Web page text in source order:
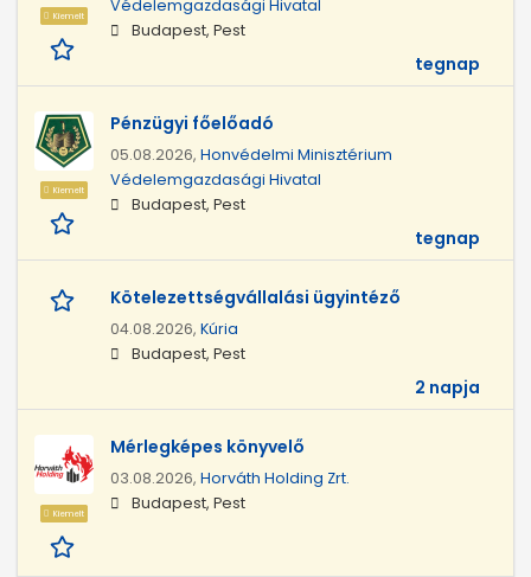
Kiemelt
Védelemgazdasági Hivatal
Budapest, Pest
tegnap
Kiemelt
Pénzügyi főelőadó
05.08.2026, Honvédelmi Minisztérium
Védelemgazdasági Hivatal
Budapest, Pest
tegnap
Kötelezettségvállalási ügyintéző
04.08.2026, Kúria
Budapest, Pest
2 napja
Kiemelt
Mérlegképes könyvelő
03.08.2026, Horváth Holding Zrt.
Budapest, Pest